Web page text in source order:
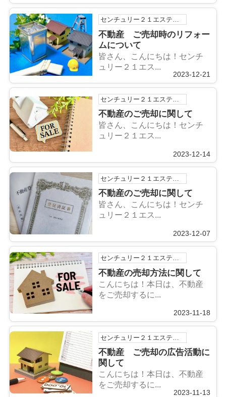
センチュリー２１エステートSHINの浅利祐作です！
不動産 ご売却時のリフォー
ムについて
皆さん、こんにちは！センチ
ュリー２１エス...
2023-12-21
不動産のご売却に関して
皆さん、こんにちは！センチ
ュリー２１エス...
2023-12-14
センチュリー２１エステートSHINの浅利祐作です！
不動産のご売却に関して
皆さん、こんにちは！センチ
ュリー２１エス...
2023-12-07
センチュリー２１エステートSHINの浅利祐作です！
不動産の売却方法に関して
こんにちは！本日は、不動産
をご売却するに...
2023-11-18
不動産 ご売却の広告活動に
関して
こんにちは！本日は、不動産
をご売却するに...
2023-11-13